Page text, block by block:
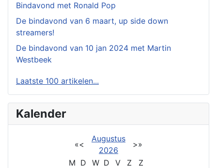
Bindavond met Ronald Pop
De bindavond van 6 maart, up side down
streamers!
De bindavond van 10 jan 2024 met Martin
Westbeek
Laatste 100 artikelen...
Kalender
«<
Augustus
2026
>»
M D W D V Z
Z